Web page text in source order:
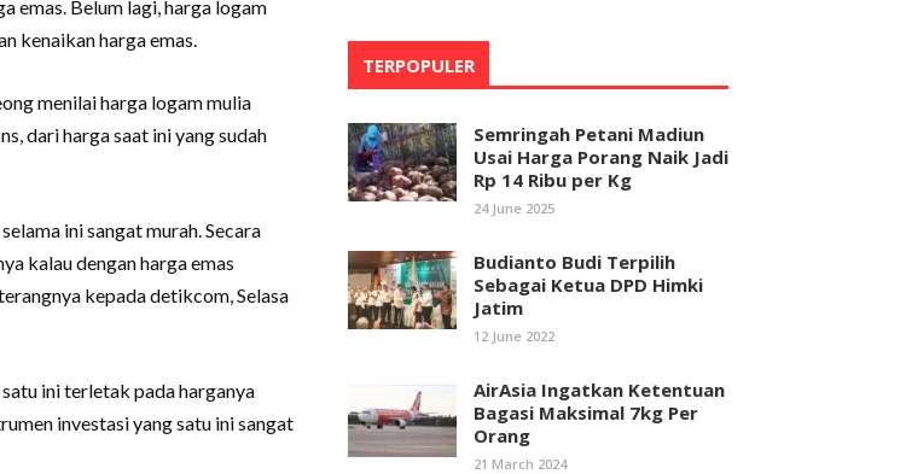
emas. Belum lagi, harga logam
kenaikan harga emas.
menilai harga logam mulia
dari harga saat ini yang sudah
ini sangat murah. Secara
kalau dengan harga emas
kepada detikcom, Selasa
ini terletak pada harganya
investasi yang satu ini sangat
TERPOPULER
Semringah Petani Madiun
Usai Harga Porang Naik Jadi
Rp 14 Ribu per Kg
24 June 2025
Budianto Budi Terpilih
Sebagai Ketua DPD Himki
Jatim
12 June 2022
AirAsia Ingatkan Ketentuan
Bagasi Maksimal 7kg Per
Orang
21 March 2024